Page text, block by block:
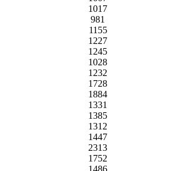
1017
981
1155
1227
1245
1028
1232
1728
1884
1331
1385
1312
1447
2313
1752
1486